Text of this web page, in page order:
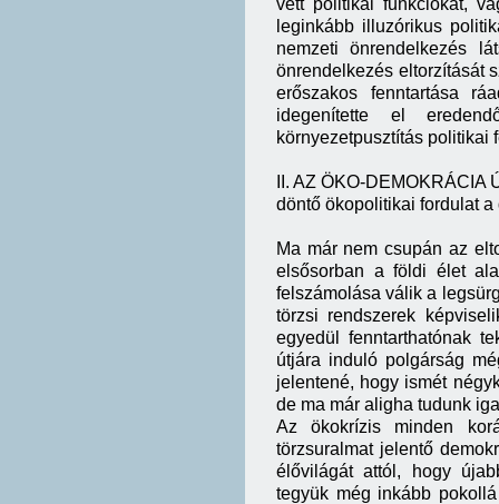
vett politikai funkciókat,
leginkább illuzórikus
nemzeti önrendelkezés
önrendelkezés eltorzítását
erőszakos fenntartása
idegenítette el
környezetpusztítás politikai
II. AZ ÖKO-
döntő ökopolitikai fordulat
Ma már nem csupán az
elsősorban a földi élet
felszámolása válik a
törzsi rendszerek
egyedül fenntarthatónak
útjára induló polgárság
jelentené, hogy ismét
de ma már aligha tudunk
Az ökokrízis minden
törzsuralmat jelentő
élővilágát attól, hogy
tegyük még inkább